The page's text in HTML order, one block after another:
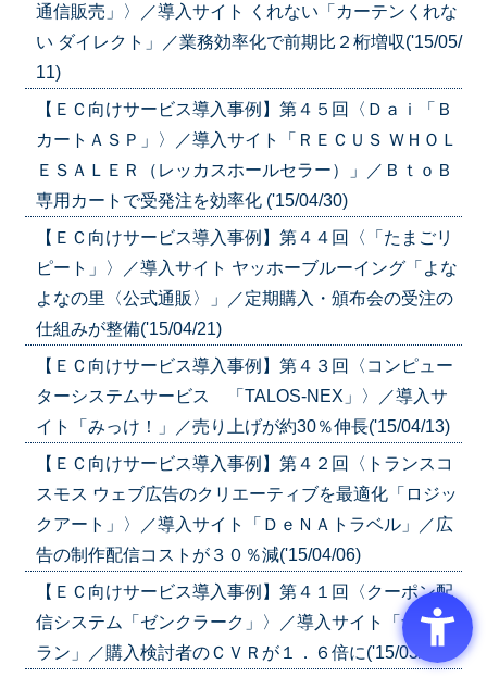
通信販売」〉／導入サイト くれない「カーテンくれな
い ダイレクト」／業務効率化で前期比２桁増収('15/05/
11)
【ＥＣ向けサービス導入事例】第４５回〈Ｄａｉ「Ｂ
カートＡＳＰ」〉／導入サイト「ＲＥＣＵＳ ＷＨＯＬ
ＥＳＡＬＥＲ（レッカスホールセラー）」／ＢｔｏＢ
専用カートで受発注を効率化 ('15/04/30)
【ＥＣ向けサービス導入事例】第４４回〈「たまごリ
ピート」〉／導入サイト ヤッホーブルーイング「よな
よなの里〈公式通販〉」／定期購入・頒布会の受注の
仕組みが整備('15/04/21)
【ＥＣ向けサービス導入事例】第４３回〈コンピュー
ターシステムサービス 「TALOS-NEX」〉／導入サ
イト「みっけ！」／売り上げが約30％伸長('15/04/13)
【ＥＣ向けサービス導入事例】第４２回〈トランスコ
スモス ウェブ広告のクリエーティブを最適化「ロジッ
クアート」〉／導入サイト「ＤｅＮＡトラベル」／広
告の制作配信コストが３０％減('15/04/06)
【ＥＣ向けサービス導入事例】第４１回〈クーポン配
信システム「ゼンクラーク」〉／導入サイト「ナチュ
ラン」／購入検討者のＣＶＲが１．６倍に('15/03/30)